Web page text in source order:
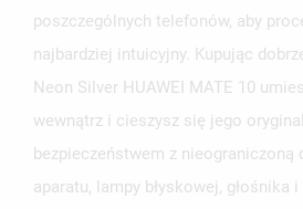
poszczególnych telefonów, aby
najbardziej intuicyjny. Kupując
Neon Silver HUAWEI MATE 10
wewnątrz i cieszysz się jego
bezpieczeństwem z
aparatu, lampy błyskowej, głośnika
ANULUJ
ANULUJ